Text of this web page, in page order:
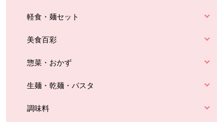
軽食・麺セット
美食百彩
惣菜・おかず
生麺・乾麺・パスタ
調味料